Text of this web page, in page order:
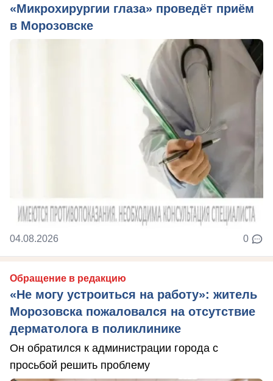
«Микрохирургии глаза» проведёт приём
в Морозовске
04.08.2026 0
Обращение в редакцию
«Не могу устроиться на работу»: житель
Морозовска пожаловался на отсутствие
дерматолога в поликлинике
Он обратился к администрации города с
просьбой решить проблему